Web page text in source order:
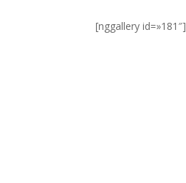
[nggallery id=»181″]